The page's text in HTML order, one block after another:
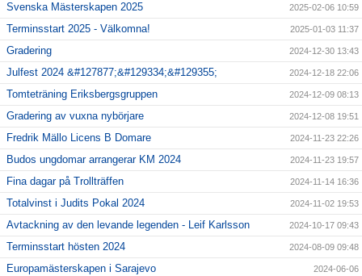
Svenska Mästerskapen 2025 2025-02-06 10:59
Terminsstart 2025 - Välkomna! 2025-01-03 11:37
Gradering 2024-12-30 13:43
Julfest 2024 &#127877;&#129334;&#129355; 2024-12-18 22:06
Tomteträning Eriksbergsgruppen 2024-12-09 08:13
Gradering av vuxna nybörjare 2024-12-08 19:51
Fredrik Mällo Licens B Domare 2024-11-23 22:26
Budos ungdomar arrangerar KM 2024 2024-11-23 19:57
Fina dagar på Trollträffen 2024-11-14 16:36
Totalvinst i Judits Pokal 2024 2024-11-02 19:53
Avtackning av den levande legenden - Leif Karlsson 2024-10-17 09:43
Terminsstart hösten 2024 2024-08-09 09:48
Europamästerskapen i Sarajevo 2024-06-06